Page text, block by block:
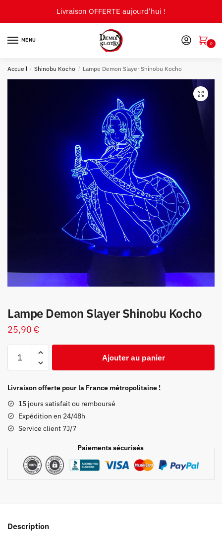
Livraison OFFERTE aujourd'hui !
MENU
0
Accueil / Shinobu Kocho / Lampe Demon Slayer Shinobu Kocho
🔍
Lampe Demon Slayer Shinobu Kocho
25,90 €
Demon
Shinobu
Kocho
Ajouter au panier
Livraison offerte pour la France métropolitaine !
15 jours satisfait ou remboursé
Expédition en 24/48h
Service client 7J/7
Paiements sécurisés
Description